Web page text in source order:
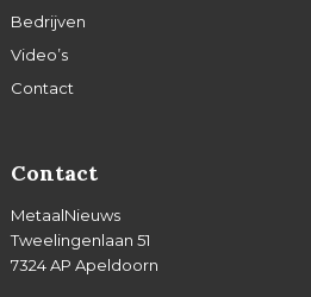
Bedrijven
Video’s
Contact
Contact
MetaalNieuws
Tweelingenlaan 51
7324 AP Apeldoorn